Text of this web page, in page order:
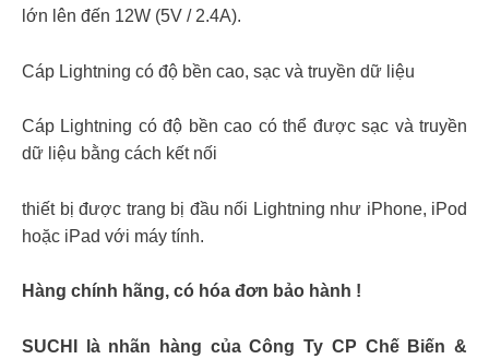
lớn lên đến 12W (5V / 2.4A).
Cáp Lightning có độ bền cao, sạc và truyền dữ liệu
Cáp Lightning có độ bền cao có thể được sạc và truyền
dữ liệu bằng cách kết nối
thiết bị được trang bị đầu nối Lightning như iPhone, iPod
hoặc iPad với máy tính.
Hàng chính hãng, có hóa đơn bảo hành !
SUCHI là nhãn hàng của Công Ty CP Chế Biến &